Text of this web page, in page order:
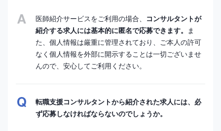
医師紹介サービスをご利用の場合、
コンサルタントが
紹介する求人には基本的に匿名で応募できます。 ま
た、個人情報は厳重に管理されており、ご本人の許可
なく個人情報を外部に開示することは一切ございませ
んので、安心してご利用ください。
転職支援コンサルタントから紹介された求人には、必
ず応募しなければならないのでしょうか。